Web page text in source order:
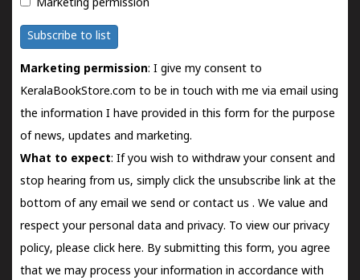
Marketing permission
Subscribe to list
Marketing permission: I give my consent to
KeralaBookStore.com to be in touch with me via email using
the information I have provided in this form for the purpose
of news, updates and marketing.
What to expect: If you wish to withdraw your consent and
stop hearing from us, simply click the unsubscribe link at the
bottom of any email we send orcontact us . We value and
respect your personal data and privacy. To view our privacy
policy, please click here. By submitting this form, you agree
that we may process your information in accordance with